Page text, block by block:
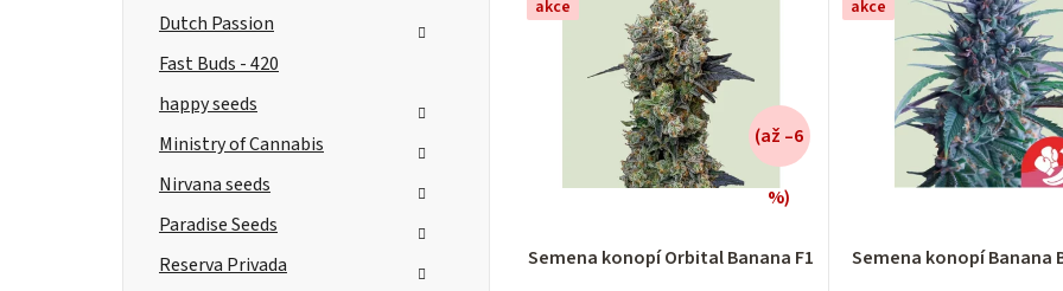
Dutch Passion
Fast Buds - 420
happy seeds
Ministry of Cannabis
Nirvana seeds
Paradise Seeds
Reserva Privada
akce
Semena konopí Orbital Banana F1
(až –6
%)
produktu
akce
Semena konopí Banana
produktu